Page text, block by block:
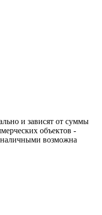
и зависят от суммы
объектов -
возможна